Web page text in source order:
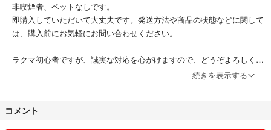
非喫煙者、ペットなしです。
即購入していただいて大丈夫です。発送方法や商品の状態などに関して
は、購入前にお気軽にお問い合わせください。
ラクマ初心者ですが、誠実な対応を心がけますので、どうぞよろしくお
続きを表示する
コメント